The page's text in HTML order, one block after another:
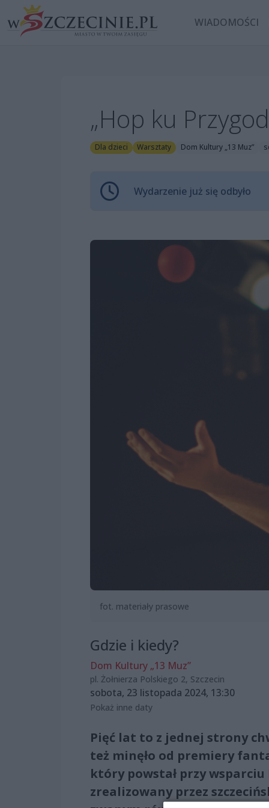
WIADOMOŚCI
„Hop ku
Dla dzieci Warsztaty Dom Kultury „13 Muz”
Wydarzenie już się odbyło
fot. materiały prasowe
Gdzie i kiedy?
Dom Kultury „13 Muz”
pl. Żołnierza Polskiego 2, Szczecin
sobota, 23 listopada 2024, 13:30
Pokaż inne daty
Pięć lat to z jednej strony
też minęło od premiery
który powstał przy wsparciu
zrealizowany przez